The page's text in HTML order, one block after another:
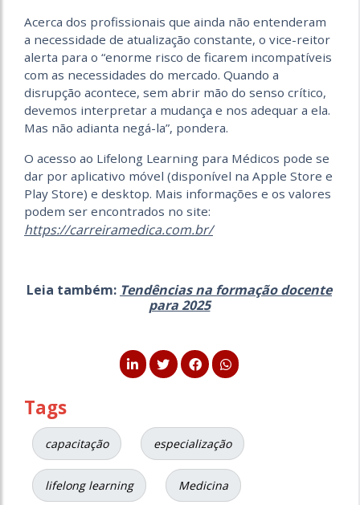
Acerca dos profissionais que ainda não entenderam
a necessidade de atualização constante, o vice-reitor
alerta para o “enorme risco de ficarem incompatíveis
com as necessidades do mercado. Quando a
disrupção acontece, sem abrir mão do senso crítico,
devemos interpretar a mudança e nos adequar a ela.
Mas não adianta negá-la”, pondera.
O acesso ao Lifelong Learning para Médicos pode se
dar por aplicativo móvel (disponível na Apple Store e
Play Store) e desktop. Mais informações e os valores
podem ser encontrados no site:
https://carreiramedica.com.br/
Leia também: Tendências na formação docente
para 2025
Tags
capacitação especialização
lifelong learning Medicina